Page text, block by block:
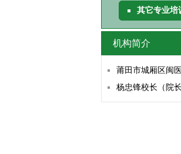
其它专业培
机构简介
莆田市城厢区闽
杨忠锋校长（院